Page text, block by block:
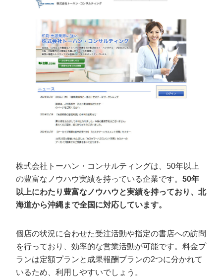
株式会社トーハン・コンサルティングは、50年以上
の豊富なノウハウ実績を持っている企業です。 50年
以上にわたり豊富なノウハウと実績を持っており、北
海道から沖縄まで全国に対応しています。
個店の状況に合わせた受注活動や指定の書店への訪問
を行っており、効率的な営業活動が可能です。料金プ
ランは定額プランと成果報酬プランの2つに分かれて
いるため、利用しやすいでしょう。